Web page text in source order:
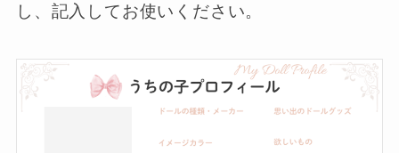
し、記入してお使いください。